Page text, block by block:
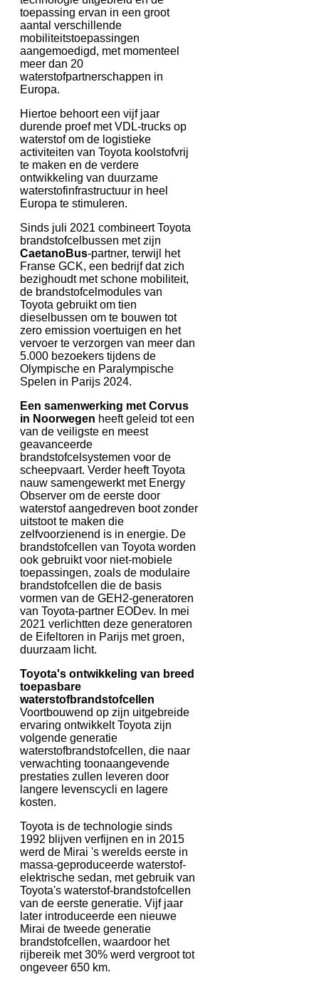
toepassing ervan in een groot
aantal verschillende
mobiliteitstoepassingen
aangemoedigd, met momenteel
meer dan 20
waterstofpartnerschappen in
Europa.
Hiertoe behoort een vijf jaar
durende proef met VDL-trucks op
waterstof om de logistieke
activiteiten van Toyota koolstofvrij
te maken en de verdere
ontwikkeling van duurzame
waterstofinfrastructuur in heel
Europa te stimuleren.
Sinds juli 2021 combineert Toyota
brandstofcelbussen met zijn
CaetanoBus-partner, terwijl het
Franse GCK, een bedrijf dat zich
bezighoudt met schone mobiliteit,
de brandstofcelmodules van
Toyota gebruikt om tien
dieselbussen om te bouwen tot
zero emission voertuigen en het
vervoer te verzorgen van meer dan
5.000 bezoekers tijdens de
Olympische en Paralympische
Spelen in Parijs 2024.
Een samenwerking met Corvus
in Noorwegen heeft geleid tot een
van de veiligste en meest
geavanceerde
brandstofcelsystemen voor de
scheepvaart. Verder heeft Toyota
nauw samengewerkt met Energy
Observer om de eerste door
waterstof aangedreven boot zonder
uitstoot te maken die
zelfvoorzienend is in energie. De
brandstofcellen van Toyota worden
ook gebruikt voor niet-mobiele
toepassingen, zoals de modulaire
brandstofcellen die de basis
vormen van de GEH2-generatoren
van Toyota-partner EODev. In mei
2021 verlichtten deze generatoren
de Eifeltoren in Parijs met groen,
duurzaam licht.
Toyota's ontwikkeling van breed
toepasbare
waterstofbrandstofcellen
Voortbouwend op zijn uitgebreide
ervaring ontwikkelt Toyota zijn
volgende generatie
waterstofbrandstofcellen, die naar
verwachting toonaangevende
prestaties zullen leveren door
langere levenscycli en lagere
kosten.
Toyota is de technologie sinds
1992 blijven verfijnen en in 2015
werd de Mirai 's werelds eerste in
massa-geproduceerde waterstof-
elektrische sedan, met gebruik van
Toyota's waterstof-brandstofcellen
van de eerste generatie. Vijf jaar
later introduceerde een nieuwe
Mirai de tweede generatie
brandstofcellen, waardoor het
rijbereik met 30% werd vergroot tot
ongeveer 650 km.